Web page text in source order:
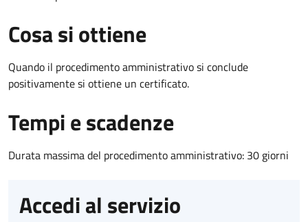
Cosa si ottiene
Quando il procedimento amministrativo si conclude
positivamente si ottiene un certificato.
Tempi e scadenze
Durata massima del procedimento amministrativo: 30 giorni
Accedi al servizio